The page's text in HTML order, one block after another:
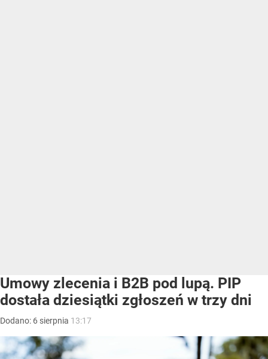
Umowy zlecenia i B2B pod lupą. PIP
dostała dziesiątki zgłoszeń w trzy dni
Dodano: 6 sierpnia 13:17